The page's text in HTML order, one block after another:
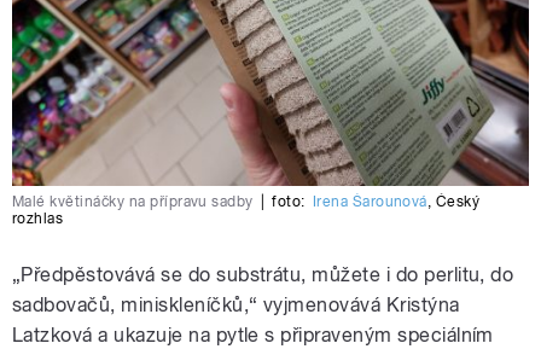
Malé květináčky na přípravu sadby foto: Irena Šarounová, Český
rozhlas
„Předpěstovává se do substrátu, můžete i do perlitu, do
sadbovačů, miniskleníčků,“ vyjmenovává Kristýna
Latzková a ukazuje na pytle s připraveným speciálním